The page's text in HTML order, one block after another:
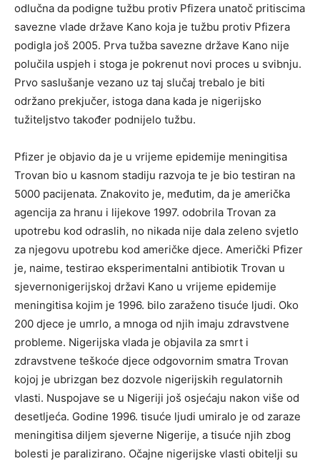
odlučna da podigne tužbu protiv Pfizera unatoč pritiscima
savezne vlade države Kano koja je tužbu protiv Pfizera
podigla još 2005. Prva tužba savezne države Kano nije
polučila uspjeh i stoga je pokrenut novi proces u svibnju.
Prvo saslušanje vezano uz taj slučaj trebalo je biti
održano prekjučer, istoga dana kada je nigerijsko
tužiteljstvo također podnijelo tužbu.
Pfizer je objavio da je u vrijeme epidemije meningitisa
Trovan bio u kasnom stadiju razvoja te je bio testiran na
5000 pacijenata. Znakovito je, međutim, da je američka
agencija za hranu i lijekove 1997. odobrila Trovan za
upotrebu kod odraslih, no nikada nije dala zeleno svjetlo
za njegovu upotrebu kod američke djece. Američki Pfizer
je, naime, testirao eksperimentalni antibiotik Trovan u
sjevernonigerijskoj državi Kano u vrijeme epidemije
meningitisa kojim je 1996. bilo zaraženo tisuće ljudi. Oko
200 djece je umrlo, a mnoga od njih imaju zdravstvene
probleme. Nigerijska vlada je objavila za smrt i
zdravstvene teškoće djece odgovornim smatra Trovan
kojoj je ubrizgan bez dozvole nigerijskih regulatornih
vlasti. Nuspojave se u Nigeriji još osjećaju nakon više od
desetljeća. Godine 1996. tisuće ljudi umiralo je od zaraze
meningitisa diljem sjeverne Nigerije, a tisuće njih zbog
bolesti je paralizirano. Očajne nigerijske vlasti obitelji su